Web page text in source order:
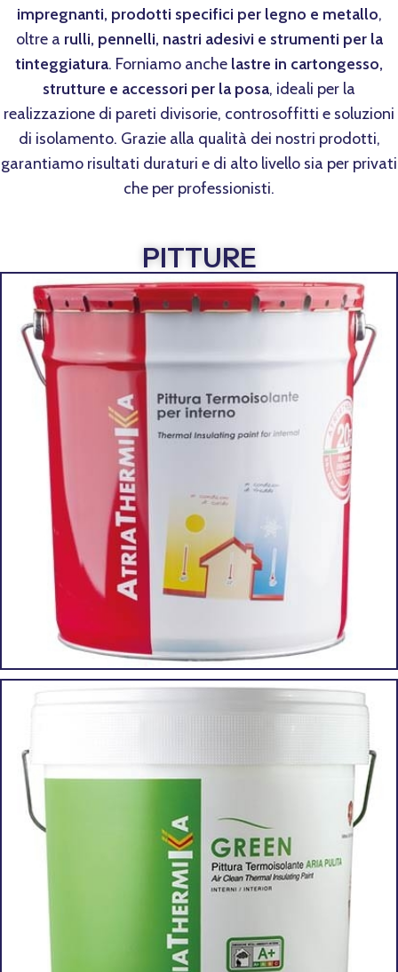
impregnanti, prodotti specifici per legno e metallo,
oltre a rulli, pennelli, nastri adesivi e strumenti per la
tinteggiatura. Forniamo anche lastre in cartongesso,
strutture e accessori per la posa, ideali per la
realizzazione di pareti divisorie, controsoffitti e soluzioni
di isolamento. Grazie alla qualità dei nostri prodotti,
garantiamo risultati duraturi e di alto livello sia per privati
che per professionisti.
PITTURE